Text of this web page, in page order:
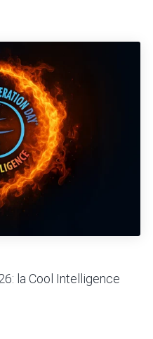
la Cool Intelligence